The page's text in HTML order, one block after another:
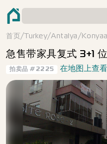
首页 / Turkey/Antalya /
急售带家具复式 3+1
拍卖品 # 2225 在地图上查看